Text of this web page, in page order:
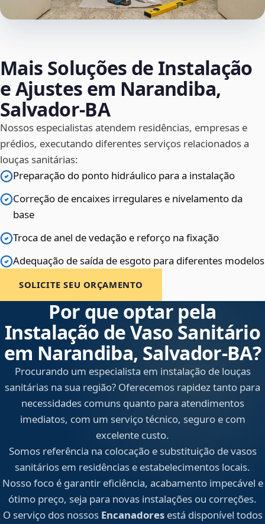
Mais Soluções de Instalação
e Ajustes em Narandiba,
Salvador‑BA
Nossos especialistas atendem residências, empresas e
prédios, executando diferentes serviços relacionados a
louças sanitárias:
Preparação do ponto hidráulico para a instalação
Correção de encaixes irregulares e nivelamento da
base
Troca de anel de vedação e reforço na fixação
Adequação de saída de esgoto para diferentes modelos
SOLICITE SEU ORÇAMENTO
Por que optar pela
Instalação de Vaso Sanitário
em Narandiba, Salvador‑BA?
Procurando um especialista em instalação de louças
sanitárias na sua região? Oferecemos rapidez tanto para
necessidades comuns quanto para atendimentos
imediatos, com um serviço técnico, seguro e com
excelente custo.
Somos referência na colocação e substituição de vasos
sanitários em residências e estabelecimentos locais.
Nosso foco é garantir eficiência, acabamento impecável e
ótimo preço, seja para novas instalações ou correções.
O serviço dos nossos Encanadoresestá disponível todos